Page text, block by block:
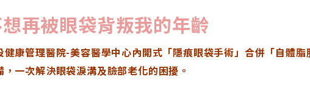
再被眼袋背叛我的年齡
健康管理醫院-美容醫學中心內開式「隱痕眼袋手術」合併「自體
，一次解決眼袋淚溝及臉部老化的困擾。